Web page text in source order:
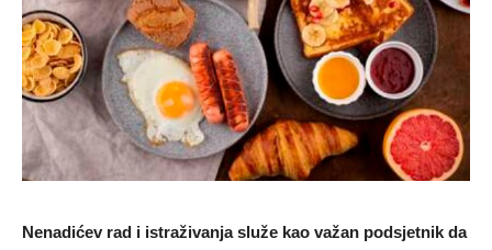
Nenadićev rad i istraživanja služe kao važan podsjetnik da